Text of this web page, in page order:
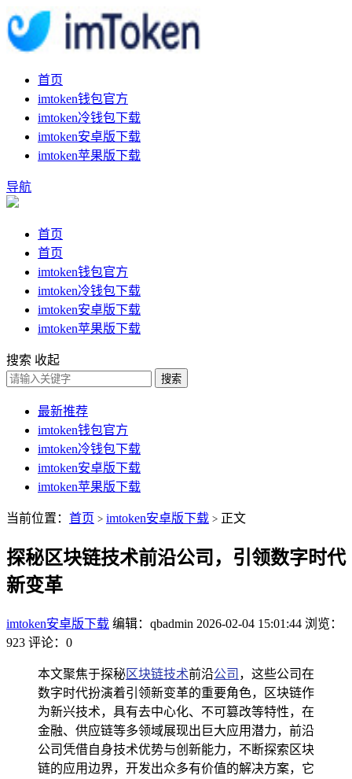
首页
imtoken钱包官方
imtoken冷钱包下载
imtoken安卓版下载
imtoken苹果版下载
导航
首页
首页
imtoken钱包官方
imtoken冷钱包下载
imtoken安卓版下载
imtoken苹果版下载
搜索 收起
搜索
最新推荐
imtoken钱包官方
imtoken冷钱包下载
imtoken安卓版下载
imtoken苹果版下载
当前位置： 首页 > imtoken安卓版下载 > 正文
探秘区块链技术前沿公司，引领数字时代
新变革
imtoken安卓版下载 编辑：qbadmin 2026-02-04 15:01:44 浏览：
923 评论：0
本文聚焦于探秘区块链技术前沿公司 ，这些公司在
数字时代扮演着引领新变革的重要角色，区块链作
为新兴技术，具有去中心化、不可篡改等特性，在
金融、供应链等多领域展现出巨大应用潜力，前沿
公司凭借自身技术优势与创新能力，不断探索区块
链的应用边界，开发出众多有价值的解决方案，它